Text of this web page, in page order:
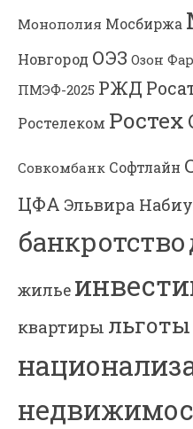
Монополия Мосбиржа
Новгород ОЭЗ Озон
ПМЭФ-2025 РЖД
Ростелеком Ростех
Совкомбанк Софтлайн
ЦФА Эльвира
банкротство
жилье
квартиры льготы